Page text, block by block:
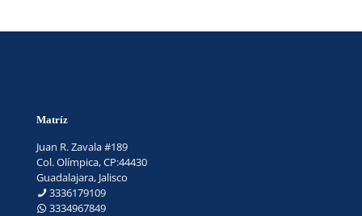
Matríz
Juan R. Zavala #189
Col. Olímpica, CP:44430
Guadalajara, Jalisco
3336179109
3334967849